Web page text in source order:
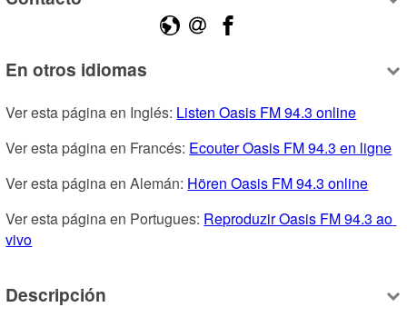
En otros idiomas
Ver esta página en Inglés: Listen Oasis FM 94.3 online
Ver esta página en Francés: Ecouter Oasis FM 94.3 en ligne
Ver esta página en Alemán: Hören Oasis FM 94.3 online
Ver esta página en Portugues: Reproduzir Oasis FM 94.3 ao
vivo
Descripción